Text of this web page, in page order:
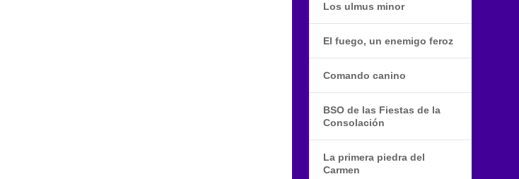
Los ulmus minor
El fuego, un enemigo feroz
Comando canino
BSO de las Fiestas de la
Consolación
La primera piedra del
Carmen